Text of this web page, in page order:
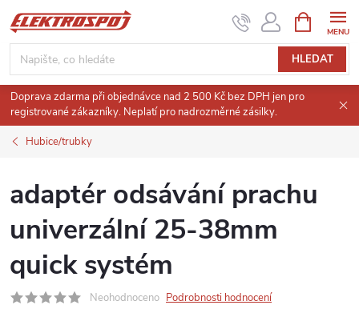
Přejít
na
obsah
HLEDAT
NÁKUPNÍ
KOŠÍK
Doprava zdarma při objednávce nad 2 500 Kč bez DPH jen pro
registrované zákazníky. Neplatí pro nadrozměrné zásilky.
Hubice/trubky
adaptér odsávání prachu
univerzální 25-38mm
quick systém
Neohodnoceno Podrobnosti hodnocení